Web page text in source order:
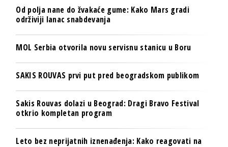
Od polja nane do žvakaće gume: Kako Mars gradi
održiviji lanac snabdevanja
MOL Serbia otvorila novu servisnu stanicu u Boru
SAKIS ROUVAS prvi put pred beogradskom publikom
Sakis Rouvas dolazi u Beograd: Dragi Bravo Festival
otkrio kompletan program
Leto bez neprijatnih iznenađenja: Kako reagovati na